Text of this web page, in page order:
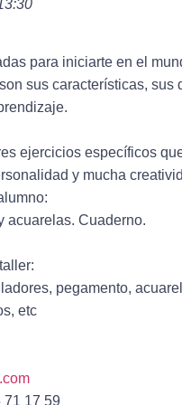
para iniciarte en el
sus características, sus
ejercicios específicos
y mucha
acuarelas. Cuaderno.
pegamento,
etc
71 17 59